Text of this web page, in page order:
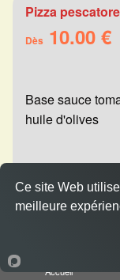
Pizza pescatore
Dès 10.00 €
Base sauce
huile d'olives
Pizza mexicaine
Accueil
Ce site Web
meilleure